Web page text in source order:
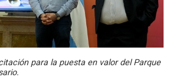
para la puesta en valor del Parque